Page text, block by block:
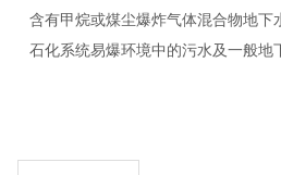
含有甲烷或煤尘爆炸气体混合物地下
石化系统易爆环境中的污水及一般地